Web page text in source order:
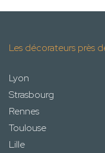
Les décorateurs près
Lyon
Strasbourg
Rennes
Toulouse
Lille